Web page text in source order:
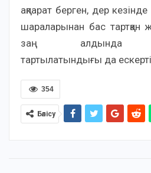
ақпарат берген, дер
шараларынан бас тартқан
заң алдында
тартылатындығы да
354
Бөлісу